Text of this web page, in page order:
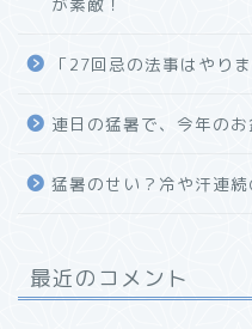
「27回忌の法事はやり
連日の猛暑で、今年の
猛暑のせい？冷や汗連
最近のコメント